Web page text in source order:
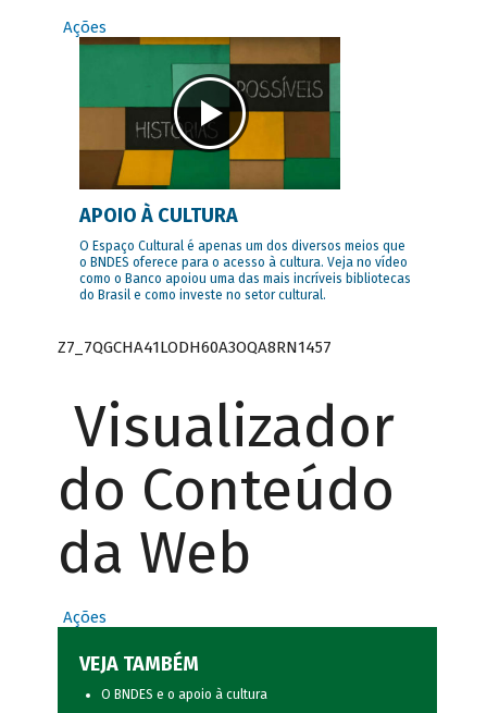
Ações
APOIO À CULTURA
O Espaço Cultural é apenas um dos diversos meios que
o BNDES oferece para o acesso à cultura. Veja no vídeo
como o Banco apoiou uma das mais incríveis bibliotecas
do Brasil e como investe no setor cultural.
Z7_7QGCHA41LODH60A3OQA8RN1457
Visualizador
do Conteúdo
da Web
Ações
VEJA TAMBÉM
O BNDES e o apoio à cultura